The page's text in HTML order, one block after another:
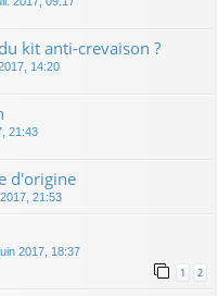
kit anti-crevaison ?
14:20
21:43
d'origine
21:53
2017, 18:37
1 2